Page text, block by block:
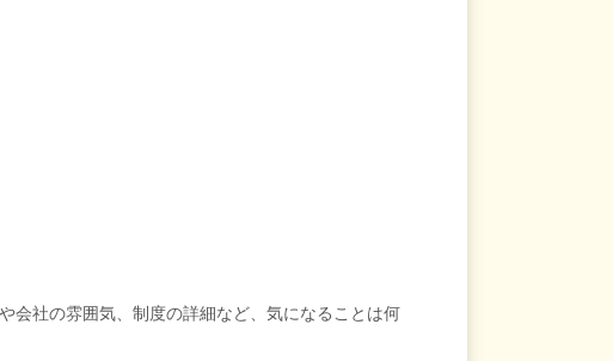
会社の雰囲気、制度の詳細など、気になることは何